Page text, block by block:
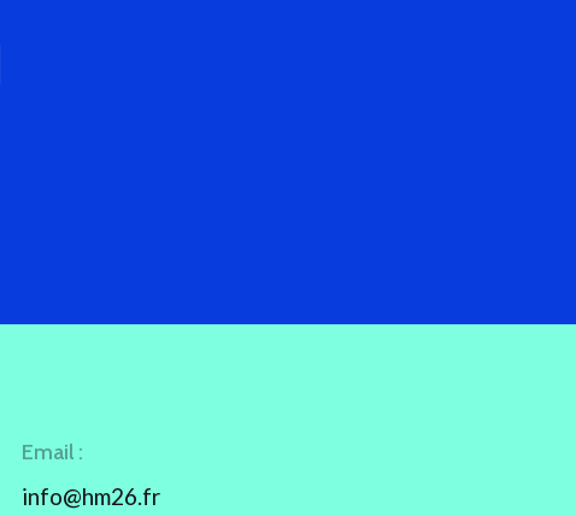
Email :
info@hm26.fr